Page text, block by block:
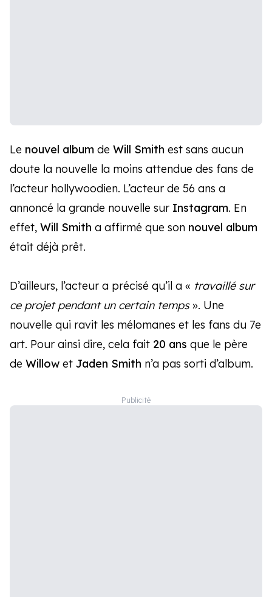
Le nouvel album de Will Smith est sans aucun
doute la nouvelle la moins attendue des fans de
l’acteur hollywoodien. L’acteur de 56 ans a
annoncé la grande nouvelle sur Instagram. En
effet, Will Smith a affirmé que son nouvel album
était déjà prêt.
D’ailleurs, l’acteur a précisé qu’il a « travaillé sur
ce projet pendant un certain temps». Une
nouvelle qui ravit les mélomanes et les fans du 7e
art. Pour ainsi dire, cela fait 20 ans que le père
de Willow et Jaden Smith n’a pas sorti d’album.